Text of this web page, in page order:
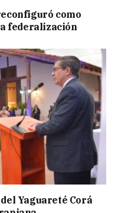
como
federalización
Yaguareté Corá